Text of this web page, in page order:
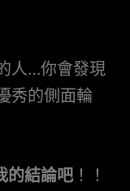
人…你會發現
秀的側面輪
的結論吧 ！！